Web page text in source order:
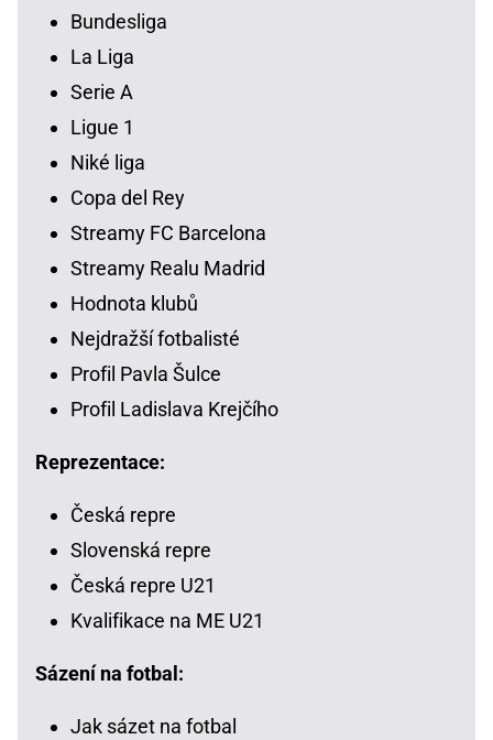
Bundesliga
La Liga
Serie A
Ligue 1
Niké liga
Copa del Rey
Streamy FC Barcelona
Streamy Realu Madrid
Hodnota klubů
Nejdražší fotbalisté
Profil Pavla Šulce
Profil Ladislava Krejčího
Reprezentace:
Česká repre
Slovenská repre
Česká repre U21
Kvalifikace na ME U21
Sázení na fotbal:
Jak sázet na fotbal